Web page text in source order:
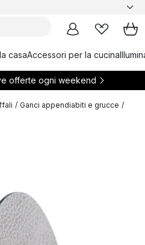
casaAccessori per la cucina
offerte ogni weekend
/ Ganci appendiabiti e grucce /